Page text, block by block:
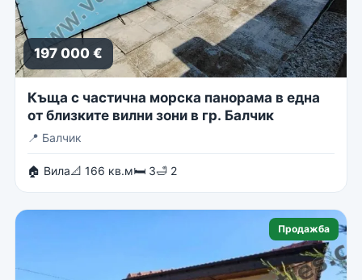
197 000 €
Къща с частична морска панорама в една
от близките вилни зони в гр. Балчик
📍 Балчик
🏠 Вила📐 166 кв.м🛏 3🛁 2
Продажба